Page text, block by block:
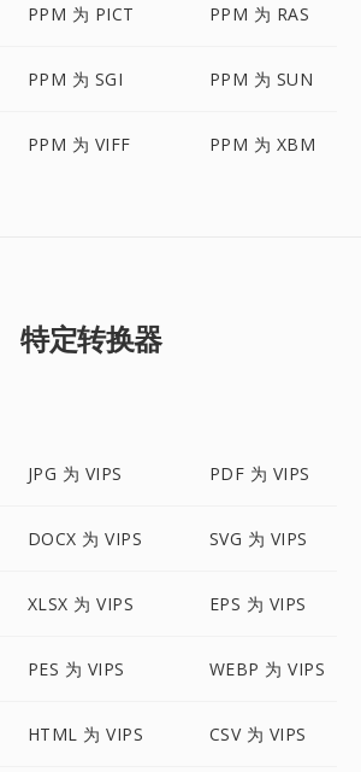
PPM 为 PICT PPM 为 RAS
PPM 为 SGI PPM 为 SUN
PPM 为 VIFF PPM 为 XBM
特定转换器
JPG 为 VIPS PDF 为 VIPS
DOCX 为 VIPS SVG 为 VIPS
XLSX 为 VIPS EPS 为 VIPS
PES 为 VIPS WEBP 为 VIPS
HTML 为 VIPS CSV 为 VIPS